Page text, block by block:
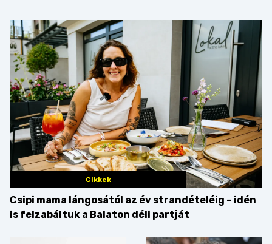
Cikkek
Csipi mama lángosától az év strandételéig – idén
is felzabáltuk a Balaton déli partját